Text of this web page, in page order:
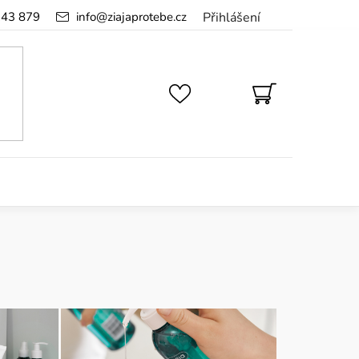
Přihlášení
info@ziajaprotebe.cz
879
NÁKUPNÍ
KOŠÍK